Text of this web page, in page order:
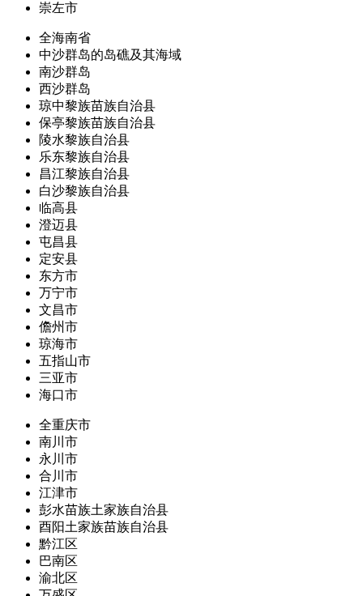
崇左市
全海南省
中沙群岛的岛礁及其海域
南沙群岛
西沙群岛
琼中黎族苗族自治县
保亭黎族苗族自治县
陵水黎族自治县
乐东黎族自治县
昌江黎族自治县
白沙黎族自治县
临高县
澄迈县
屯昌县
定安县
东方市
万宁市
文昌市
儋州市
琼海市
五指山市
三亚市
海口市
全重庆市
南川市
永川市
合川市
江津市
彭水苗族土家族自治县
酉阳土家族苗族自治县
黔江区
巴南区
渝北区